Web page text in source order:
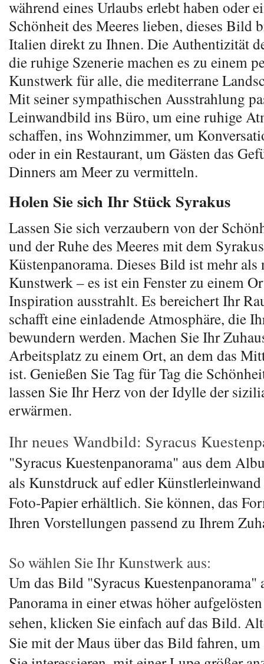
während eines Urlaubs erlebt haben oder
Schönheit des Meeres lieben, dieses Bild
Italien direkt zu Ihnen. Die Authentizität
die ruhige Szenerie machen es zu einem
Kunstwerk für alle, die mediterrane
Mit seiner sympathischen Ausstrahlung
Leinwandbild ins Büro, um eine ruhige
schaffen, ins Wohnzimmer, um
oder in ein Restaurant, um Gästen das
Dinners am Meer zu vermitteln.
Holen Sie sich Ihr Stück Syrakus
Lassen Sie sich verzaubern von der
und der Ruhe des Meeres mit dem Syrakus
Küstenpanorama. Dieses Bild ist mehr als
Kunstwerk – es ist ein Fenster zu einem
Inspiration ausstrahlt. Es bereichert Ihr
schafft eine einladende Atmosphäre, die
bewundern werden. Machen Sie Ihr
Arbeitsplatz zu einem Ort, an dem das
ist. Genießen Sie Tag für Tag die
lassen Sie Ihr Herz von der Idylle der
erwärmen.
Ihr neues Wandbild: Syracus
"Syracus Kuestenpanorama" aus dem
als Kunstdruck auf edler
Foto-Papier erhältlich. Sie können, das
Ihren Vorstellungen passend zu Ihrem
So wählen Sie Ihr Kunstwerk aus:
Um das Bild "Syracus Kuestenpanorama"
Panorama in einer etwas höher
sehen, klicken Sie einfach auf das Bild.
Sie mit der Maus über das Bild fahren,